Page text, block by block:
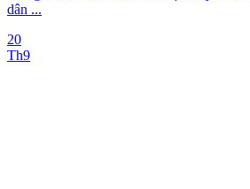
dân ...
20
Th9